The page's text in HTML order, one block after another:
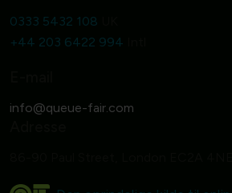
0333 5432 108
+44 203 6422 994